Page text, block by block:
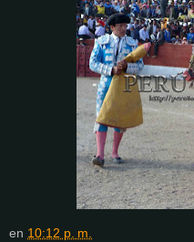
en 10:12 p. m.